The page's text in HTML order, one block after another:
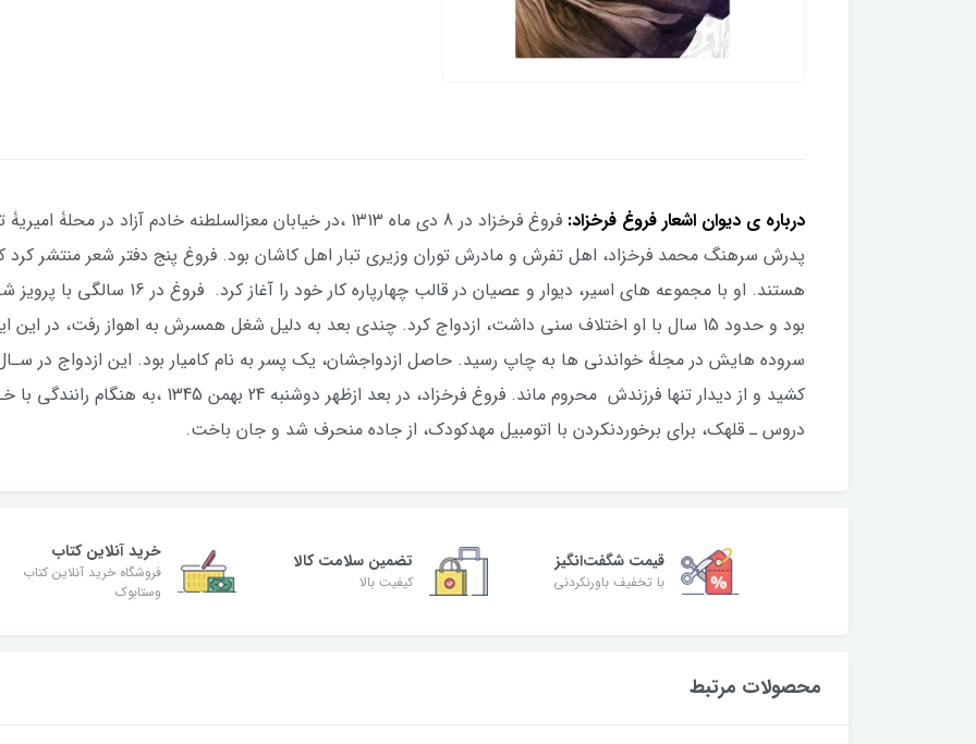
درباره ی دیوان اشعار فروغ فرخزاد:
فروغ فرخزاد در 8 دي ماه 1313 ،در خیابان معزالسلطنه خادم آزاد
پدرش سرهنگ محمد فرخزاد، اهل تفرش و مادرش توران وزیري تبار اهل کاشان بود. فروغ پنج دفتر شعر منتشر کرد
هستند. او با مجموعه هاي اسیر، دیوار و
بود و حدود 15 سال با او اختلاف سنی داشت، ازدواج کرد. چندي بعد به دلیل شغل همسرش به اهواز رفت، در
کشید و از دیدار تنها فرزندش محروم ماند. فروغ
دروس ـ قلهک، براي برخوردنکردن با اتومبیل مهدکودك، از جاده منحرف شد و جان باخت.
قیمت شگفت‌انگیز
با تخفیف باورنکردنی
تضمین سلامت کالا
کیفیت بالا
خرید آنلاین کتاب
فروشگاه خرید آنلاین کتاب
وستابوک
محصولات مرتبط